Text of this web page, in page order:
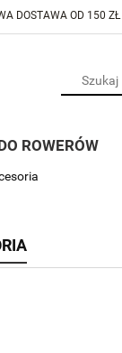
ROWERÓW
DOSTAWA OD 150 ZŁ